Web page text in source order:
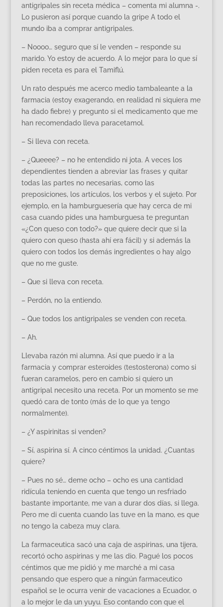
antigripales sin receta médica – comenta mi alumna -.
Lo pusieron así porque cuando la gripe A todo el
mundo iba a comprar antigripales.
– Noooo… seguro que sí le venden – responde su
marido. Yo estoy de acuerdo. A lo mejor para lo que sí
piden receta es para el Tamiflú.
Un rato después me acerco medio tambaleante a la
farmacia (estoy exagerando, en realidad ni siquiera me
ha dado fiebre) y pregunto si el medicamento que me
han recomendado lleva paracetamol.
– Si lleva con receta.
– ¿Queeee? – no he entendido ni jota. A veces los
dependientes tienden a abreviar las frases y quitar
todas las partes no necesarias, como las
preposiciones, los artículos, los verbos y el sujeto. Por
ejemplo, en la hamburguesería que hay cerca de mi
casa cuando pides una hamburguesa te preguntan
«¿Con queso con todo?» que quiere decir que si la
quiero con queso (hasta ahí era fácil) y si además la
quiero con todos los demás ingredientes o hay algo
que no me guste.
– Que si lleva con receta.
– Perdón, no la entiendo.
– Que todos los antigripales se venden con receta.
– Ah.
Llevaba razón mi alumna. Así que puedo ir a la
farmacia y comprar esteroides (testosterona) como si
fueran caramelos, pero en cambio si quiero un
antigripal necesito una receta. Por un momento se me
quedó cara de tonto (más de lo que ya tengo
normalmente).
– ¿Y aspirinitas si venden?
– Sí, aspirina sí. A cinco céntimos la unidad. ¿Cuantas
quiere?
– Pues no sé… deme ocho – ocho es una cantidad
ridícula teniendo en cuenta que tengo un resfriado
bastante importante, me van a durar dos días, si llega.
Pero me di cuenta cuando las tuve en la mano, es que
no tengo la cabeza muy clara.
La farmaceutica sacó una caja de aspirinas, una tijera,
recortó ocho aspirinas y me las dio. Pagué los pocos
céntimos que me pidió y me marché a mi casa
pensando que espero que a ningún farmaceutico
español se le ocurra venir de vacaciones a Ecuador, o
a lo mejor le da un yuyu. Eso contando con que el